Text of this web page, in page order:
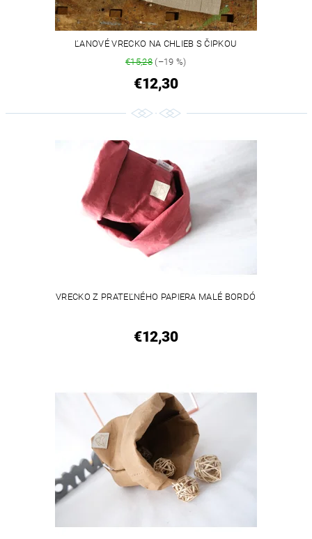
ĽANOVÉ VRECKO NA CHLIEB S ČIPKOU
€15,28(–19 %)
€12,30
VRECKO Z PRATEĽNÉHO PAPIERA MALÉ BORDÓ
€12,30